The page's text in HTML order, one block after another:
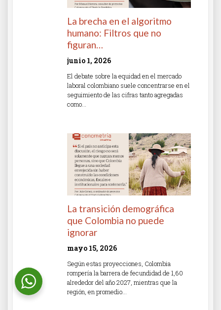
La brecha en el algoritmo
humano: Filtros que no
figuran…
junio 1, 2026
El debate sobre la equidad en el mercado
laboral colombiano suele concentrarse en el
seguimiento de las cifras tanto agregadas
como…
La transición demográfica
que Colombia no puede
ignorar
mayo 15, 2026
Según estas proyecciones, Colombia
rompería la barrera de fecundidad de 1,60
alrededor del año 2027, mientras que la
región, en promedio…